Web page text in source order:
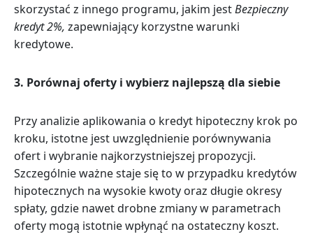
skorzystać z innego programu, jakim jestBezpieczny
kredyt 2%, zapewniający korzystne warunki
kredytowe.
3. Porównaj oferty i wybierz najlepszą dla siebie
Przy analizie aplikowania o kredyt hipoteczny krok po
kroku, istotne jest uwzględnienie porównywania
ofert i wybranie najkorzystniejszej propozycji.
Szczególnie ważne staje się to w przypadku kredytów
hipotecznych na wysokie kwoty oraz długie okresy
spłaty, gdzie nawet drobne zmiany w parametrach
oferty mogą istotnie wpłynąć na ostateczny koszt.